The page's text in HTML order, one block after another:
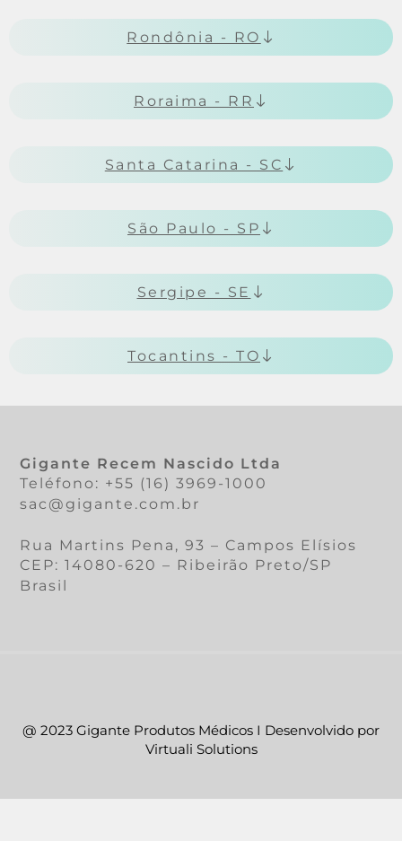
Rondônia - RO
Roraima - RR
Santa Catarina - SC
São Paulo - SP
Sergipe - SE
Tocantins - TO
Gigante Recem Nascido Ltda
Teléfono: +55 (16) 3969-1000
sac@gigante.com.br
Rua Martins Pena, 93 – Campos Elísios
CEP: 14080-620 – Ribeirão Preto/SP
Brasil
@ 2023 Gigante Produtos Médicos I Desenvolvido por
Virtuali Solutions